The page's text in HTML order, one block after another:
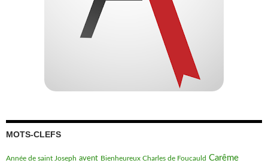
MOTS-CLEFS
Année de saint Joseph avent Bienheureux Charles de Foucauld Carême